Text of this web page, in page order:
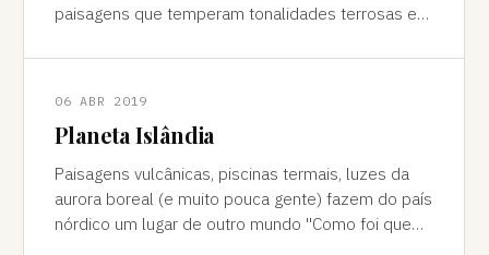
paisagens que temperam tonalidades terrosas e
06 ABR 2019
Planeta Islândia
Paisagens vulcânicas, piscinas termais, luzes da
aurora boreal (e muito pouca gente) fazem do país
nórdico um lugar de outro mundo "Como foi que